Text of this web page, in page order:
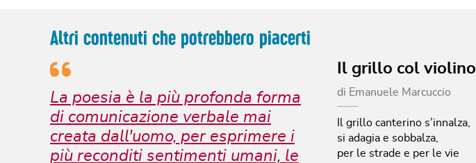
Altri contenuti che potrebbero piacerti
La poesia è la più profonda forma
di comunicazione verbale mai
creata dall'uomo, per esprimere i
più reconditi sentimenti umani, le
Il grillo col violino
di Emanuele Marcuccio
Il grillo canterino s’innalza,
si adagia e sobbalza,
per le strade e per le vie